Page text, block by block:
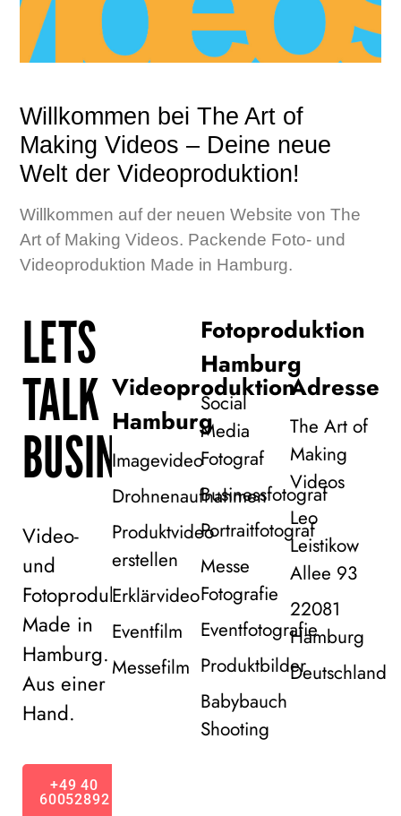
Willkommen bei The Art of
Making Videos – Deine neue
Welt der Videoproduktion!
Willkommen auf der neuen Website von The
Art of Making Videos. Packende Foto- und
Videoproduktion Made in Hamburg.
LETS
TALK
BUSINESS!
Video-
und
Fotoproduktion
Made in
Hamburg.
Aus einer
Hand.
+49 40
60052892
Videoproduktion
Hamburg
Imagevideo
Drohnenaufnahmen
Produktvideo
erstellen
Erklärvideo
Eventfilm
Messefilm
Fotoproduktion
Hamburg
Social
Media
Fotograf
Businessfotograf
Portraitfotograf
Messe
Fotografie
Eventfotografie
Produktbilder
Babybauch
Shooting
Adresse
The Art of
Making
Videos
Leo
Leistikow
Allee 93
22081
Hamburg
Deutschland